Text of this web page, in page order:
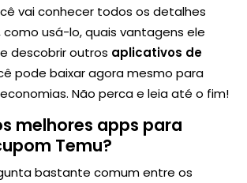
vai conhecer todos os detalhes
como usá-lo, quais vantagens ele
descobrir outros aplicativos de
pode baixar agora mesmo para
Não perca e leia até o fim!
melhores apps para
Temu?
bastante comum entre os